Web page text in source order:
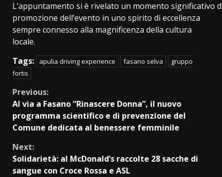
L’appuntamento si è rivelato un momento significativo
promozione dell’evento in uno spirito di eccellenza
sempre connesso alla magnificenza della cultura
locale.
Tags:
apulia driving experience fasano selva
gruppo
fortis
Continue
Reading
Previous:
Al via a Fasano “Rinascere Donna”, il nuovo
programma scientifico e di prevenzione del
Comune dedicata al benessere femminile
Next:
Solidarietà: al McDonald’s raccolte 28 sacche di
sangue con Croce Rossa e ASL